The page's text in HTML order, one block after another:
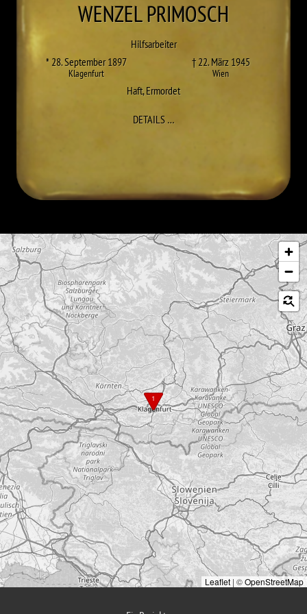
WENZELPRIMOSCH
Hilfsarbeiter
* 28. September 1897
Klagenfurt
† 22. März 1945
Wien
Haft,Ermordet
DETAILS…ZU WENZEL PRIMOSCH
Karte überspringen
1
Leaflet | ©OpenStreetMap